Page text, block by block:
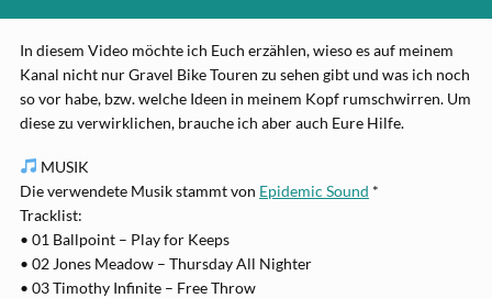
In diesem Video möchte ich Euch erzählen, wieso es auf meinem
Kanal nicht nur Gravel Bike Touren zu sehen gibt und was ich noch
so vor habe, bzw. welche Ideen in meinem Kopf rumschwirren. Um
diese zu verwirklichen, brauche ich aber auch Eure Hilfe.
MUSIK
Die verwendete Musik stammt von Epidemic Sound *
Tracklist:
• 01 Ballpoint – Play for Keeps
• 02 Jones Meadow – Thursday All Nighter
• 03 Timothy Infinite – Free Throw